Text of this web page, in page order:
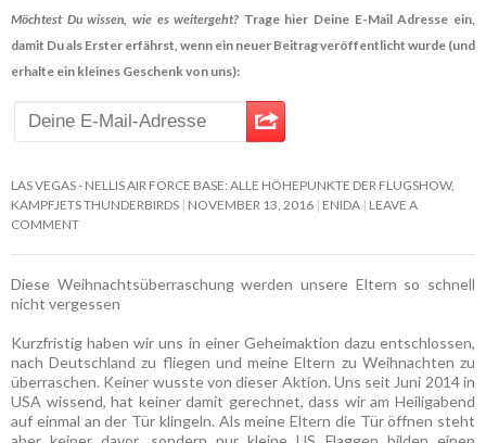
Möchtest Du wissen, wie es weitergeht? Trage hier Deine E-Mail Adresse ein,
damit Du als Erster erfährst, wenn ein neuer Beitrag veröffentlicht wurde (und
erhalte ein kleines Geschenk von uns):
LAS VEGAS - NELLIS AIR FORCE BASE: ALLE HÖHEPUNKTE DER FLUGSHOW,
KAMPFJETS THUNDERBIRDS NOVEMBER 13, 2016 ENIDA LEAVE A
COMMENT
Diese Weihnachtsüberraschung werden unsere Eltern so schnell
nicht vergessen
Kurzfristig haben wir uns in einer Geheimaktion dazu entschlossen,
nach Deutschland zu fliegen und meine Eltern zu Weihnachten zu
überraschen. Keiner wusste von dieser Aktion. Uns seit Juni 2014 in
USA wissend, hat keiner damit gerechnet, dass wir am Heiligabend
auf einmal an der Tür klingeln. Als meine Eltern die Tür öffnen steht